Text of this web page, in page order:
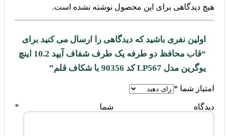
هیچ دیدگاهی برای این محصول نوشته نشده است.
اولین نفری باشید که دیدگاهی را ارسال می کنید برای
“قاب محافظ دو طرفه یک طرف شفاف آیپد 10.2 اینچ
یوگرین مدل LP567 کد 90356 با شکاف قلم”
امتیاز شما *
دیدگاه شما *